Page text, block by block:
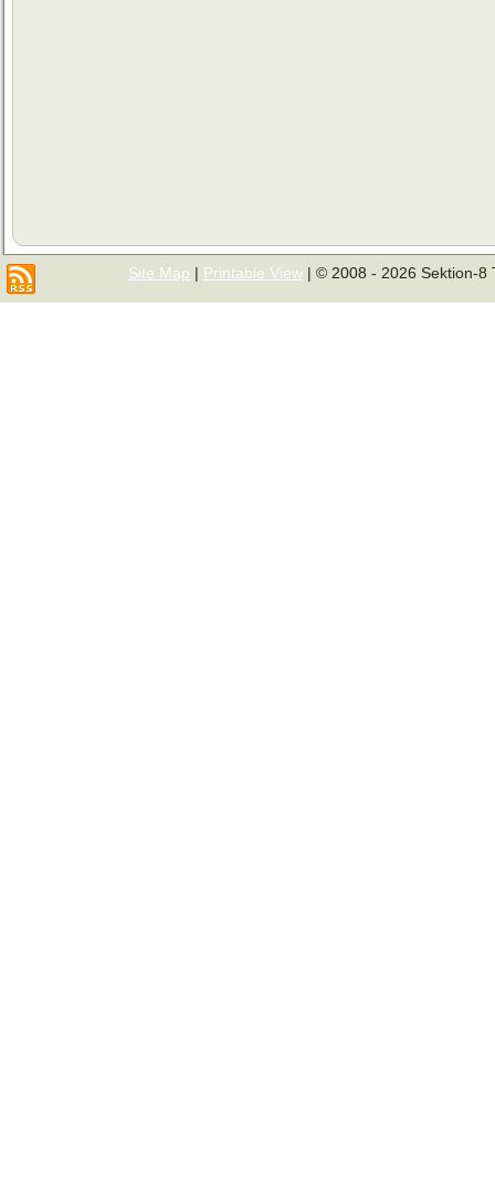
Site Map | Printable View| © 2008 - 2026 Sektion-8